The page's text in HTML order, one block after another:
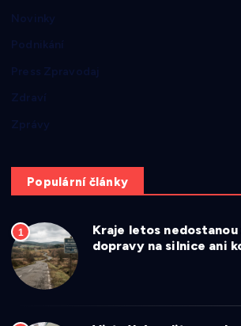
Novinky
Podnikání
Press Zpravodaj
Zdraví
Zprávy
Populární články
1
Kraje letos
dopravy na silnice ani